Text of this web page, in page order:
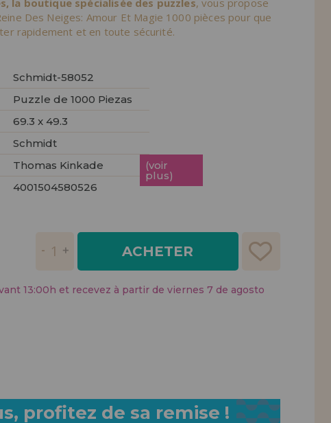
attendions.
la boutique spécialisée des puzzles, vous propose
Des Neiges: Amour Et Magie 1000 pièces pour que
rapidement et en toute sécurité.
Schmidt-58052
Puzzle de 1000 Piezas
69.3 x 49.3
Schmidt
Thomas Kinkade (voir
plus)
4001504580526
ACHETER
13:00h et recevez à partir de viernes 7 de agosto
profitez de sa remise !